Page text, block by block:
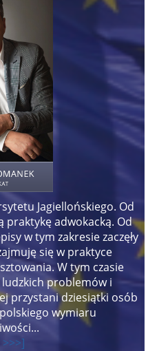
Jagiellońskiego. Od
praktykę adwokacką. Od
w tym zakresie zaczęły
się w praktyce
W tym czasie
problemów i
przystani dziesiątki osób
wymiaru